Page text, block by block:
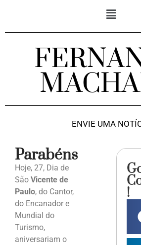
ENVIE UMA
Parabéns
Hoje, 27, Dia de
São Vicente de
Paulo, do Cantor,
do Encanador e
Mundial do
Turismo,
aniversariam o
!